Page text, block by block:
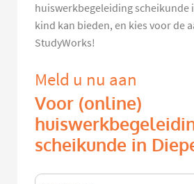
huiswerkbegeleiding scheikunde
kind kan bieden, en kies voor de
StudyWorks!
Meld u nu aan
Voor (online)
scheikunde in